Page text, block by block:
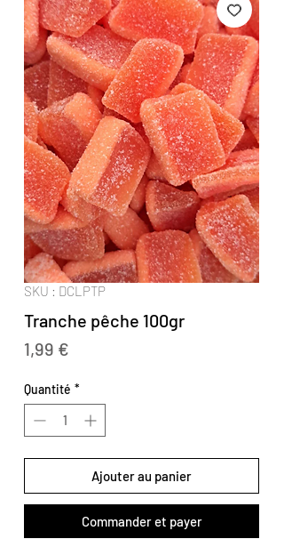
SKU : DCLPTP
Tranche pêche 100gr
1,99 €
Quantité *
Ajouter au panier
Commander et payer